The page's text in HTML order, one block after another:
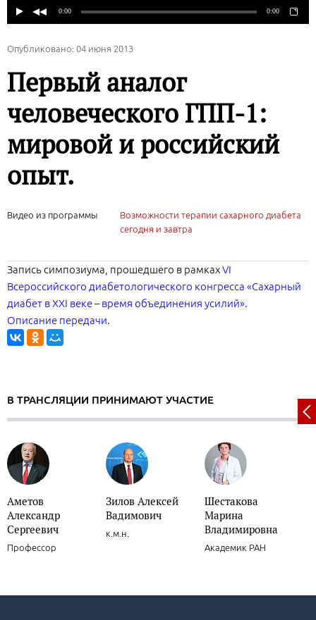
Опубликовано: 04 июня 2013
Первый аналог
человеческого ГПП-1:
мировой и российский
опыт.
Видео из программы
Возможности терапии сахарного диабета
сегодня и завтра
Запись симпозиума, прошедшего в рамкахVI
Всероссийского диабетологического конгресса «Сахарный
диабет в XXI веке – время объединения усилий».
Описание передачи.
В ТРАНСЛЯЦИИ ПРИНИМАЮТ УЧАСТИЕ
Аметов
Александр
Сергеевич
Профессор
Зилов Алексей
Вадимович
к.м.н.
Шестакова
Марина
Владимировна
Академик РАН